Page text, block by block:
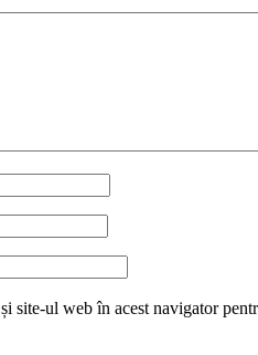
site-ul web în acest navigator